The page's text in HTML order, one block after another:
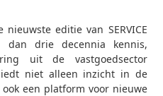
editie van SERVICE
dan drie decennia kennis,
uit de vastgoedsector
niet alleen inzicht in de
een platform voor nieuwe